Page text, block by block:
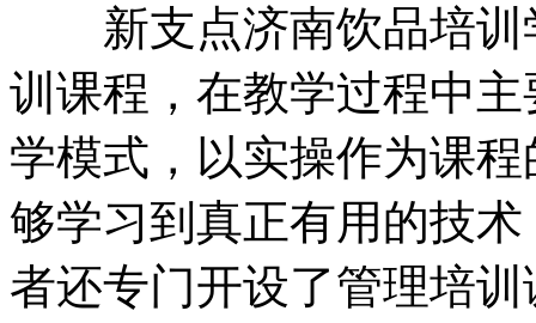
新支点济南饮品培训
训课程，在教学过程中
学模式，以实操作为课
够学习到真正有用的技
者还专门开设了管理培